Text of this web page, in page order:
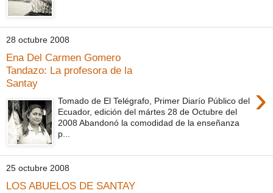
28 octubre 2008
Ena Del Carmen Gomero
Tandazo: La profesora de la
Santay
›
Tomado de El Telégrafo, Primer Diarío Público del
Ecuador, edición del mártes 28 de Octubre del
2008 Abandonó la comodidad de la enseñanza
p...
25 octubre 2008
LOS ABUELOS DE SANTAY